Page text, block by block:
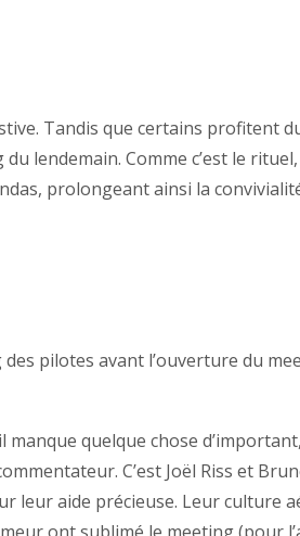
Tandis que certains profitent
lendemain. Comme c’est le rituel,
prolongeant ainsi la
pilotes avant l’ouverture du
quelque chose
C’est Joël Riss et
leur aide précieuse. Leur culture